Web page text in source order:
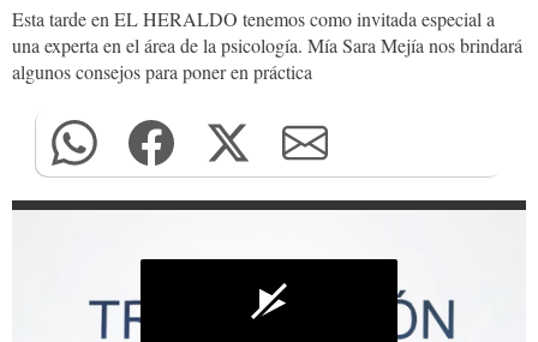
Esta tarde en EL HERALDO tenemos como invitada especial a
una experta en el área de la psicología. Mía Sara Mejía nos brindará
algunos consejos para poner en práctica